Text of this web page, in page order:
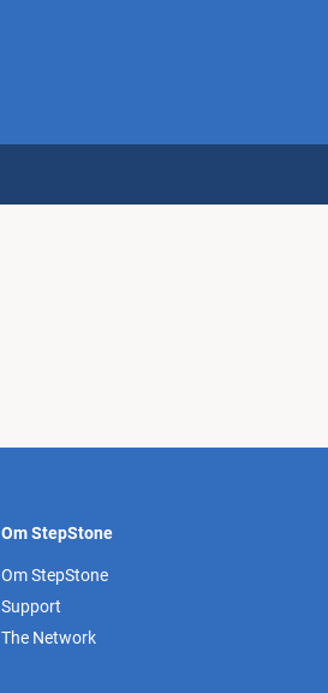
Om StepStone
Om StepStone
Support
The Network